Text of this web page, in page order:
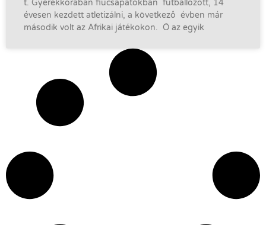
t. Gyerekkorában fiúcsapatokban futballozott, 14
évesen kezdett atletizálni, a következő évben már
második volt az Afrikai játékokon. Ő az egyik